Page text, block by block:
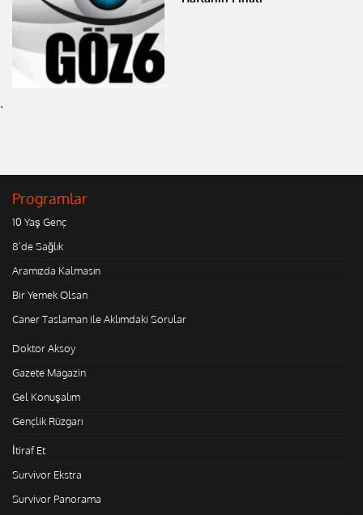
`
Programlar
10 Yaş Genç
8'de Sağlık
Aramızda Kalmasın
Bir Yemek Olsan
Caner Taslaman ile Aklımdaki Sorular
Doktor Aksoy
Gazete Magazin
Gel Konuşalım
Gençlik Rüzgarı
İtiraf Et
Survivor Ekstra
Survivor Panorama